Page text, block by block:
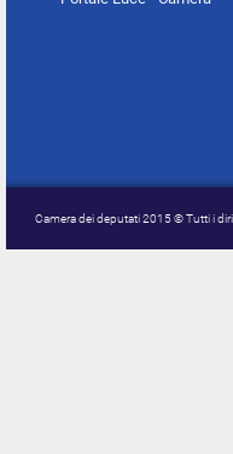
Camera dei deputati 2015 © Tutti i